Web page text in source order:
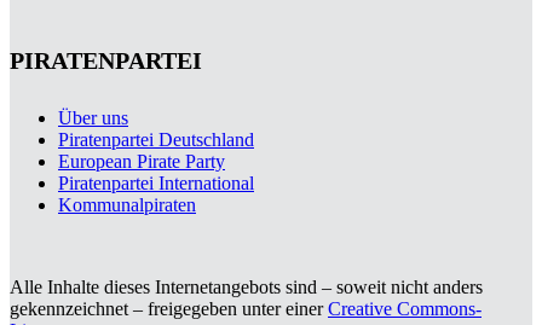
PIRATENPARTEI
Über uns
Piratenpartei Deutschland
European Pirate Party
Piratenpartei International
Kommunalpiraten
Alle Inhalte dieses Internetangebots sind – soweit nicht anders
gekennzeichnet – freigegeben unter einerCreative Commons-